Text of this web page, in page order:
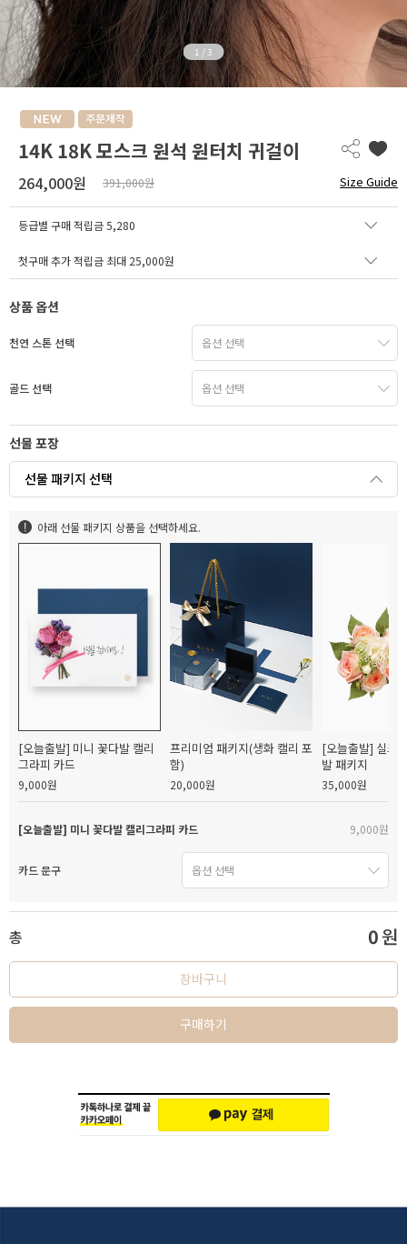
1 / 3
14K 18K 모스크 원석 원터치 귀걸이
264,000원 391,000원 Size Guide
등급별 구매 적립금5,280
첫구매 추가 적립금 최대 25,000원
상품 옵션
천연 스톤 선택
골드 선택
선물 포장
선물 패키지 선택
아래 선물 패키지 상품을 선택하세요.
[오늘출발] 미니 꽃다발 캘리
그라피 카드
9,000원
프리미엄 패키지(생화 캘리 포
함)
20,000원
[오늘출발] 실크
발 패키지
35,000원
[오늘출발] 미니 꽃다발 캘리그라피 카드 9,000원
카드 문구
총 0원
장바구니
구매하기